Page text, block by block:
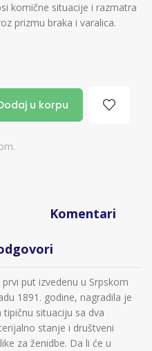
komične situacije i razmatra
prizmu braka i varalica.
u korpu
Komentari
put izvedenu u Srpskom
1891. godine, nagradila je
situaciju sa dva
stanje i društveni
za ženidbe. Da li će u